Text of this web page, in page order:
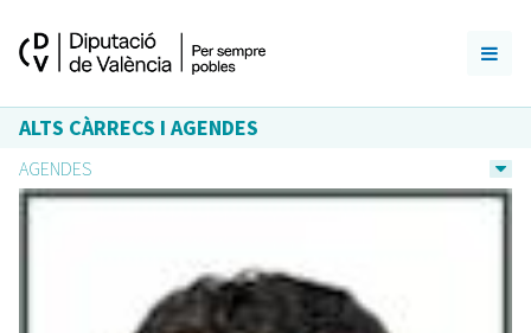
ALTS CÀRRECS I AGENDES
AGENDES